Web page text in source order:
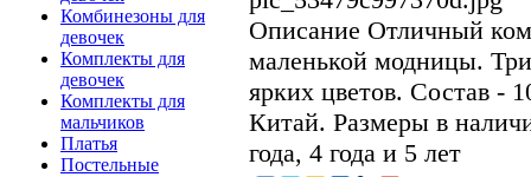
Комбинезоны для
девочек
Комплекты для
девочек
Комплекты для
мальчиков
Платья
Постельные
Описание Отличный
маленькой модницы.
ярких цветов. Состав -
Китай. Размеры в
года, 4 года и 5 лет